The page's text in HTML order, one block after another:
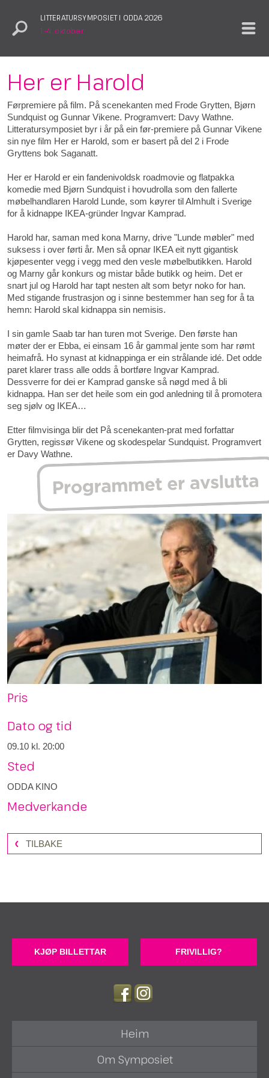
LITTERATURSYMPOSIET I ODDA 2026
1.–4. oktober
Her er Harold
Førpremiere på film. På scenekanten med Frode Grytten, Bjørn
Sundquist og Gunnar Vikene. Programvert: Davy Wathne.
Litteratursymposiet byr i år på ein før-premiere på Gunnar Vikene
sin nye film Her er Harold, som er basert på del 2 i Frode
Gryttens bok Saganatt.
Her er Harold er ein fandenivoldsk roadmovie og flatpakka
komedie med Bjørn Sundquist i hovudrolla som den fallerte
møbelhandlaren Harold Lunde, som køyrer til Almhult i Sverige
for å kidnappe IKEA-gründer Ingvar Kamprad.
Harold har, saman med kona Marny, drive "Lunde møbler" med
suksess i over førti år. Men så opnar IKEA eit nytt gigantisk
kjøpesenter vegg i vegg med den vesle møbelbutikken. Harold
og Marny går konkurs og mistar både butikk og heim. Det er
snart jul og Harold har tapt nesten alt som betyr noko for han.
Med stigande frustrasjon og i sinne bestemmer han seg for å ta
hemn: Harold skal kidnappa sin nemisis.
I sin gamle Saab tar han turen mot Sverige. Den første han
møter der er Ebba, ei einsam 16 år gammal jente som har rømt
heimafrå. Ho synast at kidnappinga er ein strålande idé. Det odde
paret klarer trass alle odds å bortføre Ingvar Kamprad.
Dessverre for dei er Kamprad ganske så nøgd med å bli
kidnappa. Han ser det heile som ein god anledning til å promotera
seg sjølv og IKEA…
Etter filmvisinga blir det På scenekanten-prat med forfattar
Grytten, regissør Vikene og skodespelar Sundquist. Programvert
er Davy Wathne.
Pris
Dato og tid
09.10 kl. 20:00
Sted
ODDA KINO
Medverkande
TILBAKE
KJØP BILLETTAR FRIVILLIG?
Heim
Om Symposiet